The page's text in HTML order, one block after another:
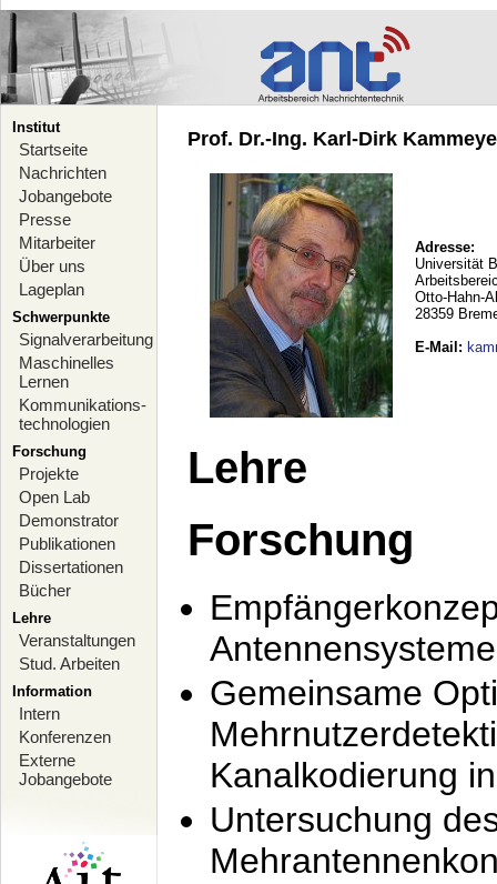
Institut
Startseite
Nachrichten
Jobangebote
Presse
Mitarbeiter
Über uns
Lageplan
Schwerpunkte
Signalverarbeitung
Maschinelles
Lernen
Kommunikations-
technologien
Forschung
Projekte
Open Lab
Demonstrator
Publikationen
Dissertationen
Bücher
Lehre
Veranstaltungen
Stud. Arbeiten
Information
Intern
Konferenzen
Externe
Jobangebote
Prof. Dr.-Ing. Karl-Dirk
Adresse:
Universität
Otto-Hahn-
28359
E-Mail :
Lehre
Forschung
Antennensysteme
Gemeinsame
Kanalkodierung
Untersuchung